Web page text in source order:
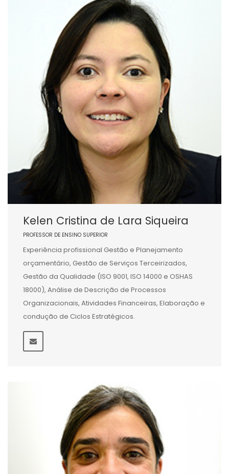
Kelen Cristina de Lara Siqueira
PROFESSOR DE ENSINO SUPERIOR
Experiência profissional Gestão e Planejamento
orçamentário, Gestão de Serviços Terceirizados,
Gestão da Qualidade (ISO 9001, ISO 14000 e OSHAS
18000), Análise de Descrição de Processos
Organizacionais, Atividades Financeiras, Elaboração e
condução de Ciclos Estratégicos.